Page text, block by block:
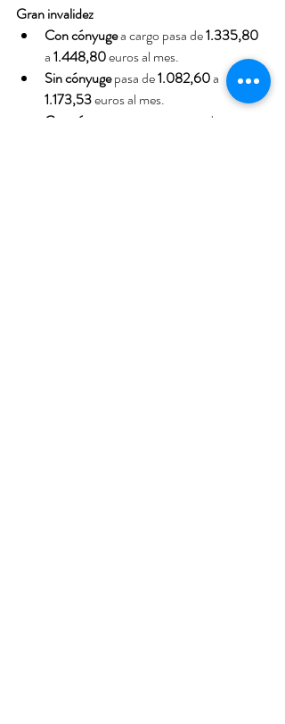
Gran invalidez
Con cónyuge a cargo pasa de 1.335,80
a 1.448,80 euros al mes.
Sin cónyuge pasa de 1.082,60 a
1.173,53 euros al mes.
Con cónyuge no a cargo
pasa de